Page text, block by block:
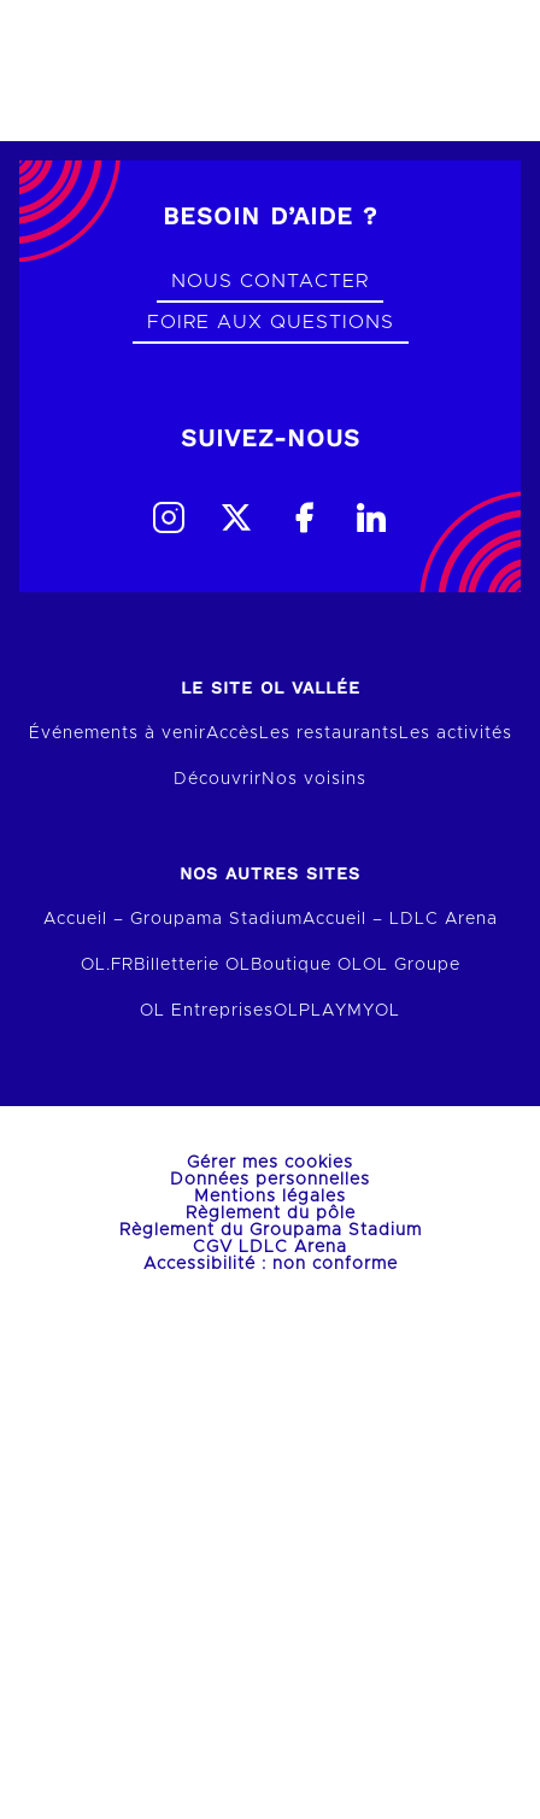
BESOIN D’AIDE ?
NOUS CONTACTER
FOIRE AUX QUESTIONS
SUIVEZ-NOUS
LE SITE OL VALLÉE
Événements à venirAccès Les restaurants Les activités
Découvrir Nos voisins
NOS AUTRES SITES
Accueil – Groupama StadiumAccueil – LDLC Arena
OL.FR Billetterie OL Boutique OL OL Groupe
OL EntreprisesOLPLAY MYOL
Gérer mes cookies
Données personnelles
Mentions légales
Règlement du pôle
Règlement du Groupama Stadium
CGV LDLC Arena
Accessibilité : non conforme